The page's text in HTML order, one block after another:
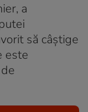
a
să câștige
este